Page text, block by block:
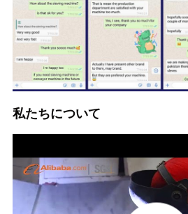
私たちについて